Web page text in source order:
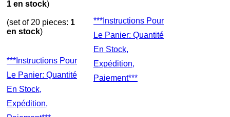
1 en stock)
(set of 20 pieces: 1
en stock)
***Instructions Pour
Le Panier: Quantité
En Stock,
Expédition,
***Instructions Pour
Le Panier: Quantité
En Stock,
Expédition,
Paiement***